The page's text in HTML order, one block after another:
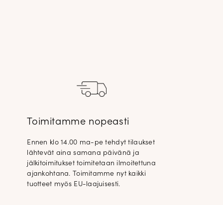
Toimitamme nopeasti
Ennen klo 14.00 ma-pe tehdyt tilaukset
lähtevät aina samana päivänä ja
jälkitoimitukset toimitetaan ilmoitettuna
ajankohtana. Toimitamme nyt kaikki
tuotteet myös EU-laajuisesti.